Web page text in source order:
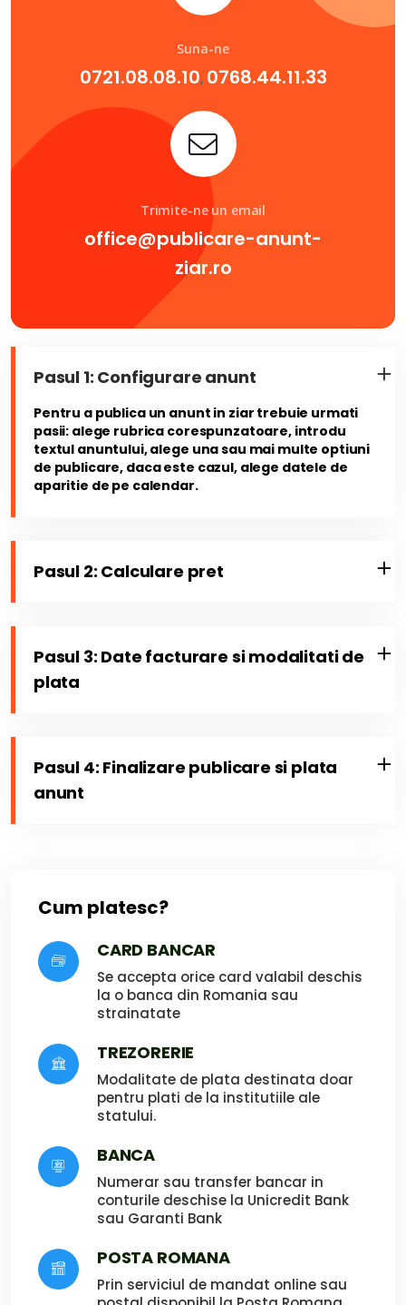
Suna-ne
0721.08.08.10, 0768.44.11.33
Trimite-ne un email
office@publicare-anunt-
ziar.ro
Pasul 1: Configurare anunt
Pentru a publica un anunt in ziar trebuie urmati
pasii: alege rubrica corespunzatoare, introdu
textul anuntului, alege una sau mai multe optiuni
de publicare, daca este cazul, alege datele de
aparitie de pe calendar.
Pasul 2: Calculare pret
Pasul 3: Date facturare si modalitati de
plata
Pasul 4: Finalizare publicare si plata
anunt
Cum platesc?
CARD BANCAR
Se accepta orice card valabil deschis
la o banca din Romania sau
strainatate
TREZORERIE
Modalitate de plata destinata doar
pentru plati de la institutiile ale
statului.
BANCA
Numerar sau transfer bancar in
conturile deschise la Unicredit Bank
sau Garanti Bank
POSTA ROMANA
Prin serviciul de mandat online sau